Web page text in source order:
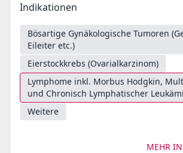
Indikationen
Bösartige Gynäkologische Tumoren
Eileiter etc.)
Eierstockkrebs (Ovarialkarzinom)
Lymphome inkl. Morbus Hodgkin,
und Chronisch Lymphatischer
Weitere
MEHR